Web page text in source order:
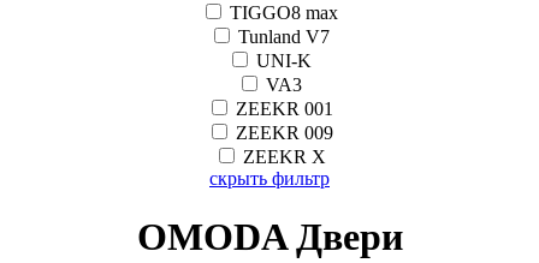
TIGGO8 max
Tunland V7
UNI-K
VA3
ZEEKR 001
ZEEKR 009
ZEEKR X
скрыть фильтр
OMODA Двери